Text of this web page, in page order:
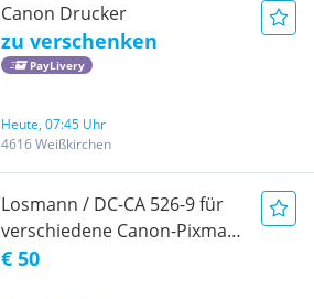
Canon Drucker
zu verschenken
PayLivery
Heute, 07:45 Uhr
4616 Weißkirchen
Losmann / DC-CA 526-9 für
verschiedene Canon-Pixma-
Drucker
€ 50